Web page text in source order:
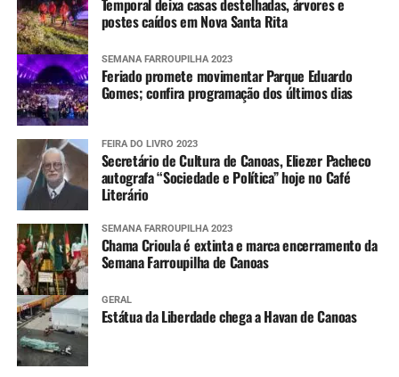
Temporal deixa casas destelhadas, árvores e
postes caídos em Nova Santa Rita
SEMANA FARROUPILHA 2023
Feriado promete movimentar Parque Eduardo
Gomes; confira programação dos últimos dias
FEIRA DO LIVRO 2023
Secretário de Cultura de Canoas, Eliezer Pacheco
autografa “Sociedade e Política” hoje no Café
Literário
SEMANA FARROUPILHA 2023
Chama Crioula é extinta e marca encerramento da
Semana Farroupilha de Canoas
GERAL
Estátua da Liberdade chega a Havan de Canoas